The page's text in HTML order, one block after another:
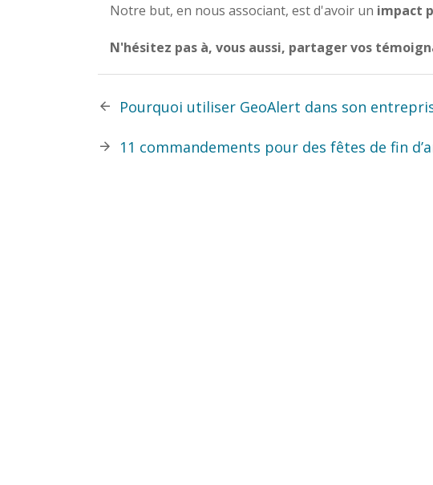
Notre but, en nous associant, est d'avoir un impact
N'hésitez pas à, vous aussi, partager vos
Pourquoi utiliser GeoAlert dans son
11 commandements pour des fêtes de fin